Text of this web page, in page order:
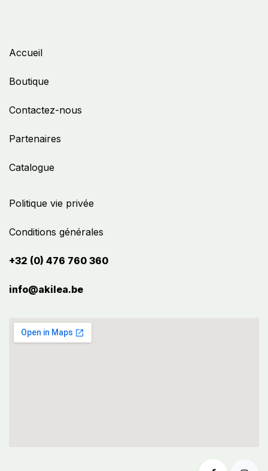
Politique vie privée
Conditions générales
+32 (0) 476 760 360
info@akilea.be​
Accueil
Boutique
Contactez-nous
Partenaires
Catalogue